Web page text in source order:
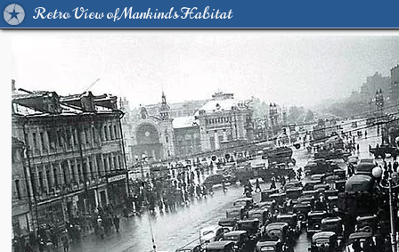
Retro View of Mankind's Habitat